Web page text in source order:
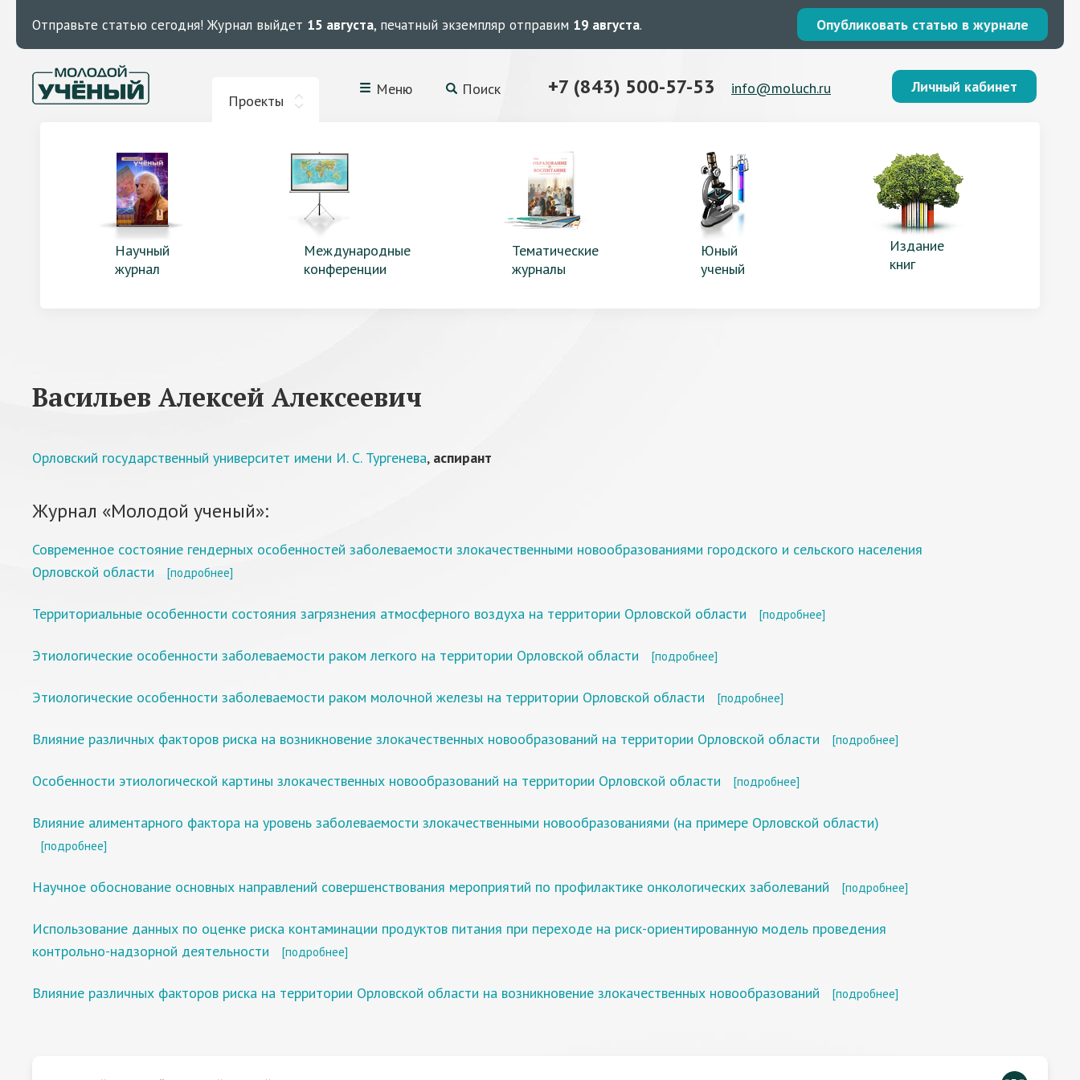
Отправьте статью сегодня! Журнал выйдет 15 августа, печатный экземпляр отправим 19 августа. Опубликовать статью в журнале
Проекты
Меню Поиск +7 (843) 500-57-53 info@moluch.ru Личный кабинет
Научный
журнал
Международные
конференции
Тематические
журналы
Юный
ученый
Издание
книг
Васильев Алексей Алексеевич
Орловский государственный университет имени И. С. Тургенева, аспирант
Журнал «Молодой ученый»:
Современное состояние гендерных особенностей заболеваемости злокачественными новообразованиями городского и сельского населения
Орловской области
[подробнее]
Территориальные особенности состояния загрязнения атмосферного воздуха на территории Орловской области [подробнее]
Этиологические особенности заболеваемости раком легкого на территории Орловской области [подробнее]
Этиологические особенности заболеваемости раком молочной железы на территории Орловской области [подробнее]
Влияние различных факторов риска на возникновение злокачественных новообразований на территории Орловской области [подробнее]
Особенности этиологической картины злокачественных новообразований на территории Орловской области [подробнее]
Влияние алиментарного фактора на уровень заболеваемости злокачественными новообразованиями (на примере Орловской области)
[подробнее]
Научное обоснование основных направлений совершенствования мероприятий по профилактике онкологических заболеваний [подробнее]
Использование данных по оценке риска контаминации продуктов питания при переходе на риск-ориентированную модель проведения
контрольно-надзорной деятельности
[подробнее]
Влияние различных факторов риска на территории Орловской области на возникновение злокачественных новообразований [подробнее]